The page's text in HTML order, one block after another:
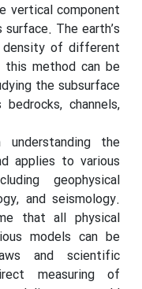
vertical component
The earth’s
of different
this method can be
the subsurface
channels,
the
applies to various
geophysical
and seismology.
that all physical
models can be
and scientific
measuring of